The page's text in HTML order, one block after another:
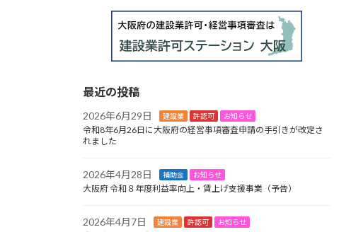
最近の投稿
2026年6月29日 建設業 許認可 お知らせ
令和8年6月26日に大阪府の経営事項審査申請の手引きが改定さ
れました
2026年4月28日 補助金 お知らせ
大阪府 令和８年度利益率向上・賃上げ支援事業（予告）
2026年4月7日 建設業 許認可 お知らせ